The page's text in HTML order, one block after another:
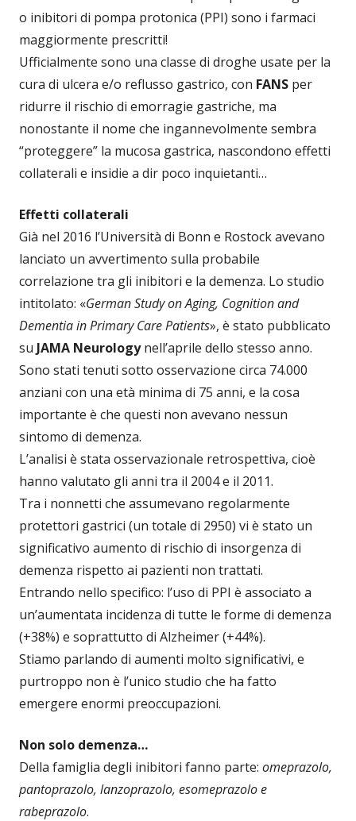
o inibitori di pompa protonica (PPI) sono i farmaci
maggiormente prescritti!
Ufficialmente sono una classe di droghe usate per la
cura di ulcera e/o reflusso gastrico, con FANS per
ridurre il rischio di emorragie gastriche, ma
nonostante il nome che ingannevolmente sembra
“proteggere” la mucosa gastrica, nascondono effetti
collaterali e insidie a dir poco inquietanti…
Effetti collaterali
Già nel 2016 l’Università di Bonn e Rostock avevano
lanciato un avvertimento sulla probabile
correlazione tra gli inibitori e la demenza. Lo studio
intitolato: «German Study on Aging, Cognition and
Dementia in Primary Care Patients», è stato pubblicato
su JAMA Neurologynell’aprile dello stesso anno.
Sono stati tenuti sotto osservazione circa 74.000
anziani con una età minima di 75 anni, e la cosa
importante è che questi non avevano nessun
sintomo di demenza.
L’analisi è stata osservazionale retrospettiva, cioè
hanno valutato gli anni tra il 2004 e il 2011.
Tra i nonnetti che assumevano regolarmente
protettori gastrici (un totale di 2950) vi è stato un
significativo aumento di rischio di insorgenza di
demenza rispetto ai pazienti non trattati.
Entrando nello specifico: l’uso di PPI è associato a
un’aumentata incidenza di tutte le forme di demenza
(+38%) e soprattutto di Alzheimer (+44%).
Stiamo parlando di aumenti molto significativi, e
purtroppo non è l’unico studio che ha fatto
emergere enormi preoccupazioni.
Non solo demenza…
Della famiglia degli inibitori fanno parte: omeprazolo,
pantoprazolo, lanzoprazolo, esomeprazolo e
rabeprazolo.